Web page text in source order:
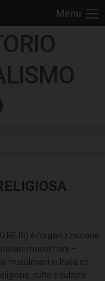
Menu
è l’organizzazione
musulmani –
musulmani in Italia ed
culto e cultura